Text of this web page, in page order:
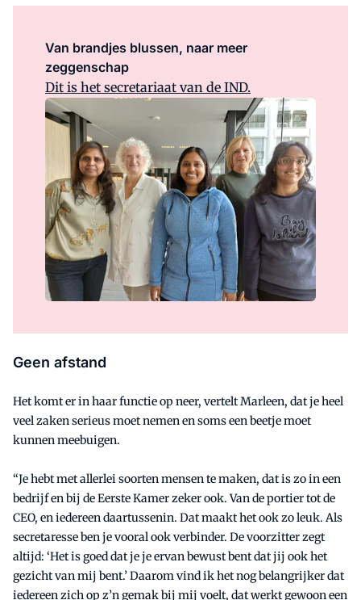
Van brandjes blussen, naar meer
zeggenschap
Dit is het secretariaat van de IND.
Geen afstand
Het komt er in haar functie op neer, vertelt Marleen, dat je heel
veel zaken serieus moet nemen en soms een beetje moet
kunnen meebuigen.
“Je hebt met allerlei soorten mensen te maken, dat is zo in een
bedrijf en bij de Eerste Kamer zeker ook. Van de portier tot de
CEO, en iedereen daartussenin. Dat maakt het ook zo leuk. Als
secretaresse ben je vooral ook verbinder. De voorzitter zegt
altijd: ‘Het is goed dat je je ervan bewust bent dat jij ook het
gezicht van mij bent.’ Daarom vind ik het nog belangrijker dat
iedereen zich op z’n gemak bij mij voelt, dat werkt gewoon een